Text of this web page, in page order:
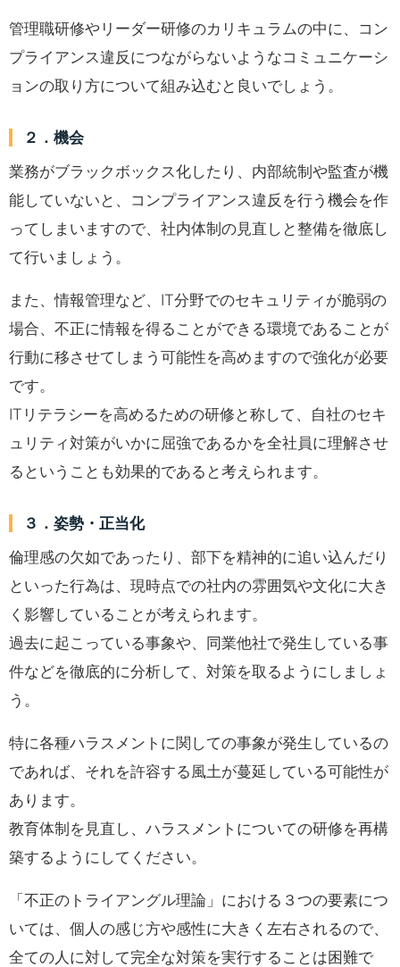
管理職研修やリーダー研修のカリキュラムの中に、コン
プライアンス違反につながらないようなコミュニケーシ
ョンの取り方について組み込むと良いでしょう。
２．機会
業務がブラックボックス化したり、内部統制や監査が機
能していないと、コンプライアンス違反を行う機会を作
ってしまいますので、社内体制の見直しと整備を徹底し
て行いましょう。
また、情報管理など、IT分野でのセキュリティが脆弱の
場合、不正に情報を得ることができる環境であることが
行動に移させてしまう可能性を高めますので強化が必要
です。
ITリテラシーを高めるための研修と称して、自社のセキ
ュリティ対策がいかに屈強であるかを全社員に理解させ
るということも効果的であると考えられます。
３．姿勢・正当化
倫理感の欠如であったり、部下を精神的に追い込んだり
といった行為は、現時点での社内の雰囲気や文化に大き
く影響していることが考えられます。
過去に起こっている事象や、同業他社で発生している事
件などを徹底的に分析して、対策を取るようにしましょ
う。
特に各種ハラスメントに関しての事象が発生しているの
であれば、それを許容する風土が蔓延している可能性が
あります。
教育体制を見直し、ハラスメントについての研修を再構
築するようにしてください。
「不正のトライアングル理論」における３つの要素につ
いては、個人の感じ方や感性に大きく左右されるので、
全ての人に対して完全な対策を実行することは困難で